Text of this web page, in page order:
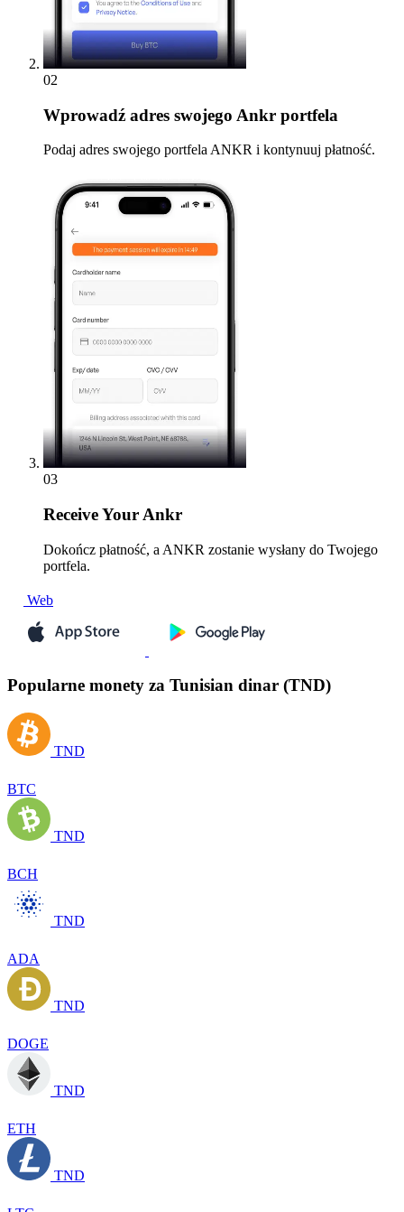
02
Wprowadź adres swojego Ankr portfela
Podaj adres swojego portfela ANKR i kontynuuj płatność.
03
ReceiveYour Ankr
Dokończ płatność, a ANKR zostanie wysłany do Twojego
portfela.
Web
Popularne monety za Tunisian dinar (TND)
TND
BTC
TND
BCH
TND
ADA
TND
DOGE
TND
ETH
TND